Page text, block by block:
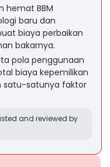
hemat BBM
baru dan
biaya perbaikan
bakarnya.
pola penggunaan
biaya kepemilikan
satu-satunya faktor
and reviewed by